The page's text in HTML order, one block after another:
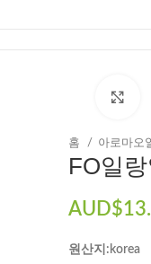
홈 아로마오
FO일
AUD$
원산지:korea